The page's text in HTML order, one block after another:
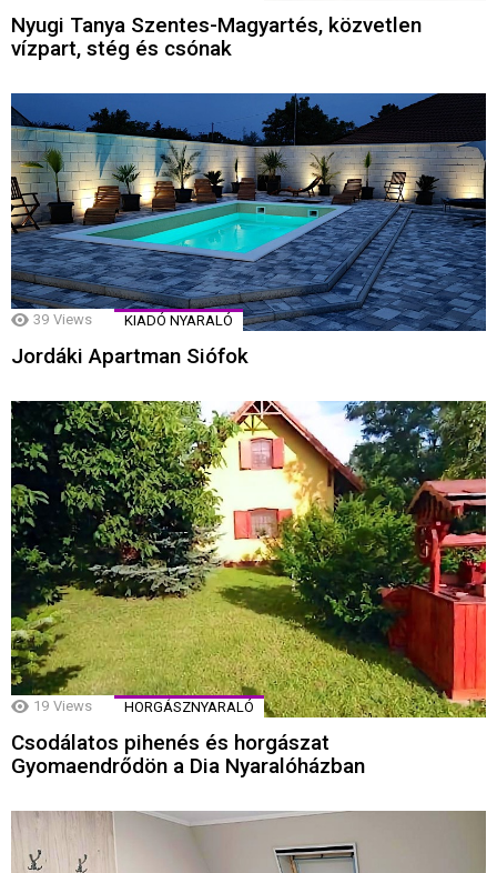
Nyugi Tanya Szentes-Magyartés, közvetlen
vízpart, stég és csónak
39 Views KIADÓ NYARALÓ
Jordáki Apartman Siófok
19 Views HORGÁSZNYARALÓ
Csodálatos pihenés és horgászat
Gyomaendrődön a Dia Nyaralóházban